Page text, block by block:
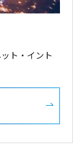
ト・イント